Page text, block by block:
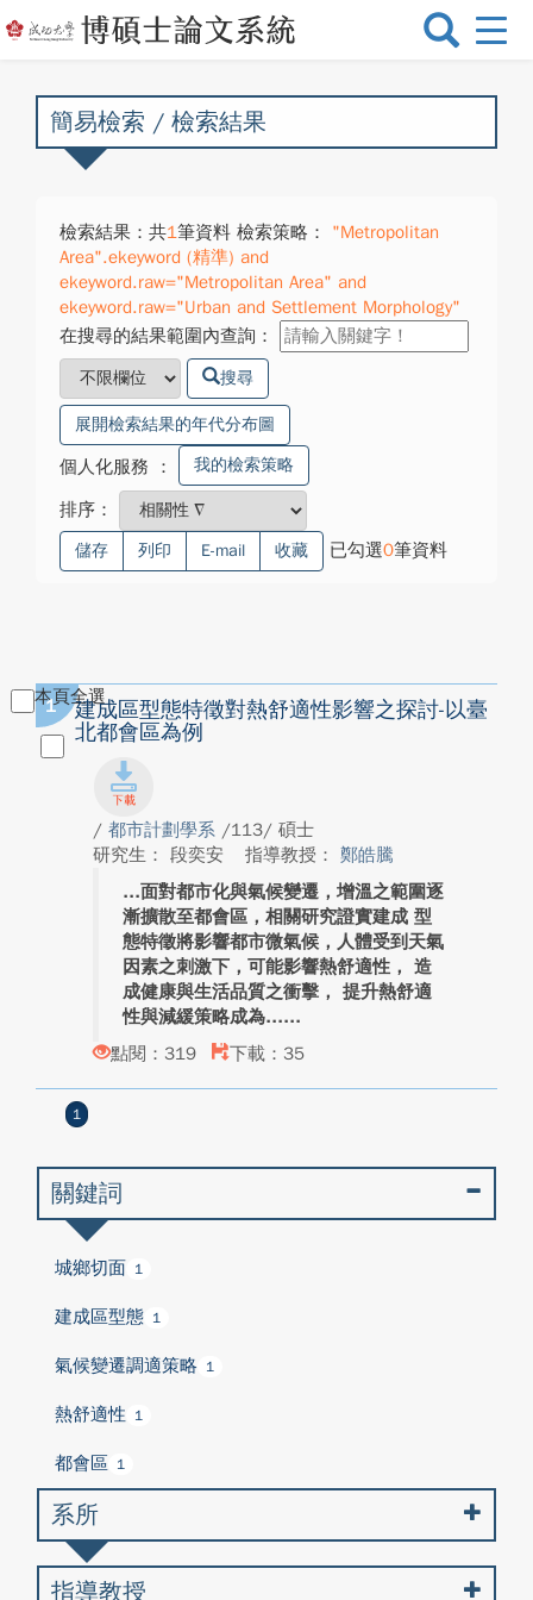
選
換
簡易檢索 / 檢索結果
檢索結果：共1筆資料 檢索策略：
"Metropolitan
Area".ekeyword (精準) and
ekeyword.raw="Metropolitan Area" and
ekeyword.raw="Urban and Settlement Morphology"
在搜尋的結果範圍內查詢：
搜尋
展開檢索結果的年代分布圖
個人化服務 ： 我的檢索策略
排序：
儲存 列印 E-mail 收藏 已勾選0筆資料
本頁全選
1
建成區型態特徵對熱舒適性影響之探討-以臺
北都會區為例
/ 都市計劃學系 /113/ 碩士
研究生： 段奕安
指導教授： 鄭皓騰
面對都市化與氣候變遷，增溫之範圍逐
漸擴散至都會區，相關研究證實建成 型
態特徵將影響都市微氣候，人體受到天氣
因素之刺激下，可能影響熱舒適性， 造
成健康與生活品質之衝擊， 提升熱舒適
性與減緩策略成為...
點閱：319
下載：35
1
關鍵詞
城鄉切面 1
建成區型態 1
氣候變遷調適策略 1
熱舒適性 1
都會區 1
系所
指導教授